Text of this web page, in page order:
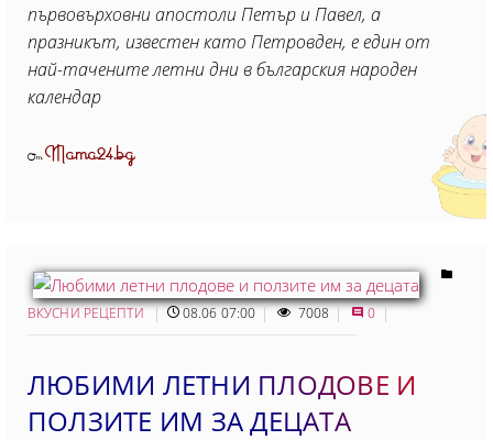
първовърховни апостоли Петър и Павел, а
празникът, известен като Петровден, е един от
най-тачените летни дни в българския народен
календар
ОтMama24.bg
ВКУСНИ РЕЦЕПТИ 08.06 07:00 7008 0
ЛЮБИМИ ЛЕТНИ ПЛОДОВЕ И
ПОЛЗИТЕ ИМ ЗА ДЕЦАТА